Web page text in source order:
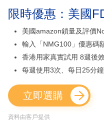
限時優惠：美國
美國amazon鎖量及評價
輸入「NMG100」優惠碼
香港用家真實試用 8週後
每週使用3次、每日25分
立即選購
資料由客戶提供